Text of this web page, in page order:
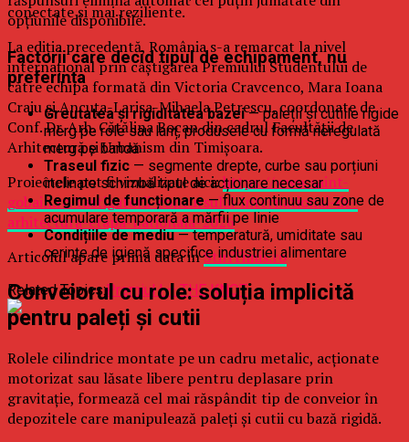
conectate și mai reziliente.
La ediția precedentă, România s-a remarcat la nivel
internațional prin câștigarea Premiului Studentului de
către echipa formată din Victoria Cravcenco, Mara Ioana
Craiu și Ancuța-Larisa-Mihaela Petrescu, coordonate de
Conf. Dr. Arh. Cătălina Bocan din cadrul Facultății de
Arhitectură și Urbanism din Timișoara.
Proiectele pot fi vizualizate aici:https://www.saint-
gobain.ro/castigatorii-concursului-international-de-
arhitectura-etapa-nationala-2026
Articolul apare prima data inStiriTimis.ro
Related Topics:Premiul I – THE KNOT
opțiunile disponibile.
Factorii care decid tipul de echipament, nu
preferința
Greutatea și rigiditatea bazei— paleții și cutiile rigide
merg pe role sau lanț, produsele cu formă neregulată
merg pe bandă
Traseul fizic — segmente drepte, curbe sau porțiuni
înclinate schimbă tipul de acționare necesar
Regimul de funcționare— flux continuu sau zone de
acumulare temporară a mărfii pe linie
Condițiile de mediu— temperatură, umiditate sau
cerințe de igienă specifice industriei alimentare
Conveiorul cu role: soluția implicită
pentru paleți și cutii
Rolele cilindrice montate pe un cadru metalic, acționate
motorizat sau lăsate libere pentru deplasare prin
gravitație, formează cel mai răspândit tip de conveior în
depozitele care manipulează paleți și cutii cu bază rigidă.